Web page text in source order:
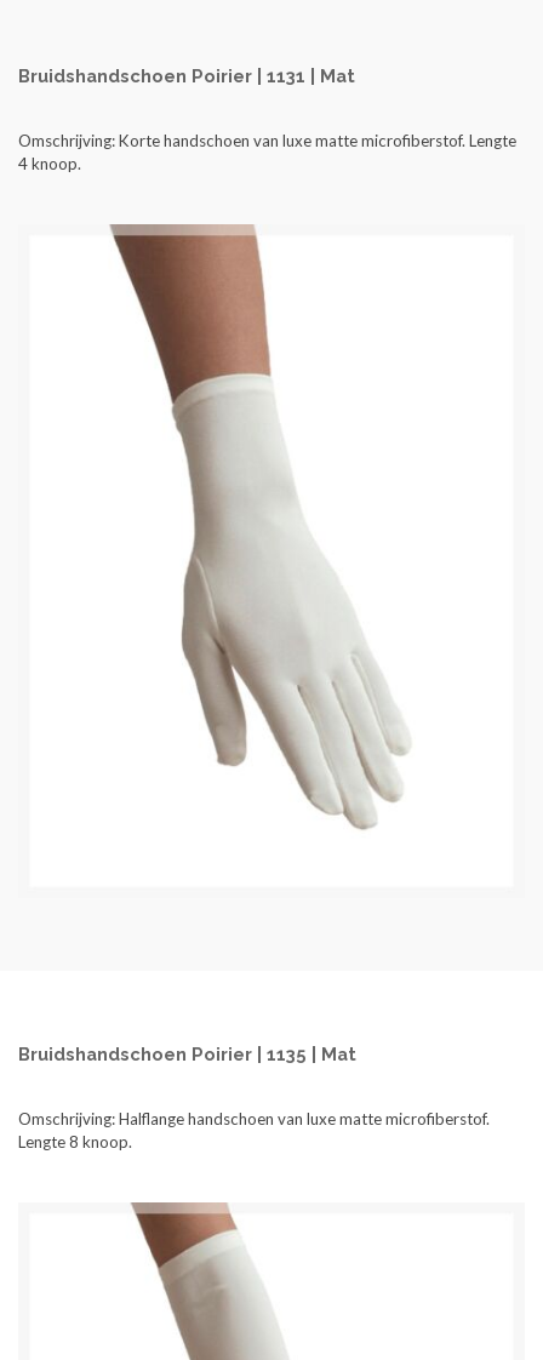
Bruidshandschoen Poirier | 1131 | Mat
Omschrijving:Korte handschoen van luxe matte microfiberstof. Lengte
4 knoop.
Bruidshandschoen Poirier | 1135 | Mat
Omschrijving:Halflange handschoen van luxe matte microfiberstof.
Lengte 8 knoop.